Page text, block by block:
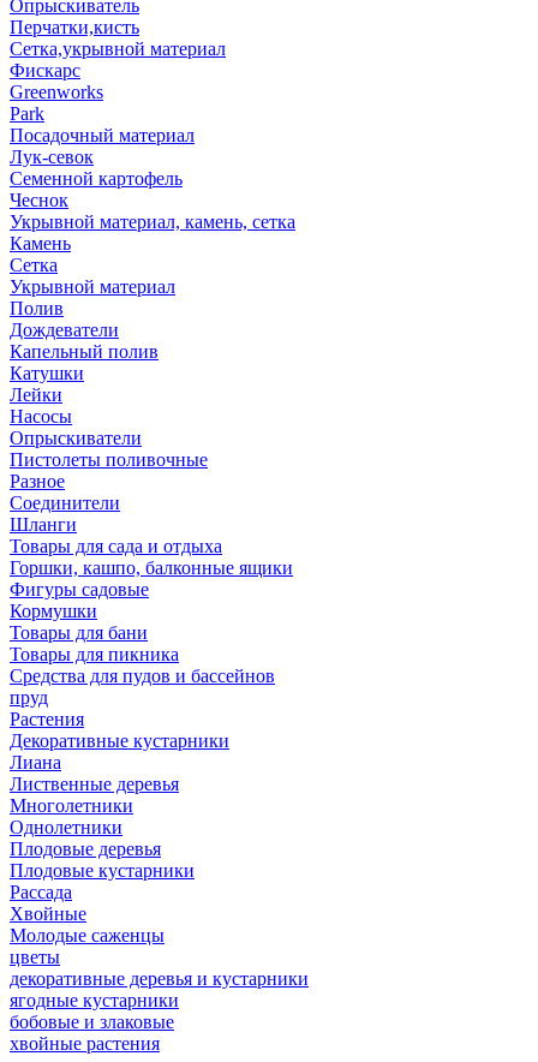
Опрыскиватель
Перчатки,кисть
Сетка,укрывной материал
Фискарс
Greenworks
Park
Посадочный материал
Лук-севок
Семенной картофель
Чеснок
Укрывной материал, камень, сетка
Камень
Сетка
Укрывной материал
Полив
Дождеватели
Капельный полив
Катушки
Лейки
Насосы
Опрыскиватели
Пистолеты поливочные
Разное
Соединители
Шланги
Товары для сада и отдыха
Горшки, кашпо, балконные ящики
Фигуры садовые
Кормушки
Товары для бани
Товары для пикника
Средства для пудов и бассейнов
пруд
Растения
Декоративные кустарники
Лиана
Лиственные деревья
Многолетники
Однолетники
Плодовые деревья
Плодовые кустарники
Рассада
Хвойные
Молодые саженцы
цветы
декоративные деревья и кустарники
ягодные кустарники
бобовые и злаковые
хвойные растения